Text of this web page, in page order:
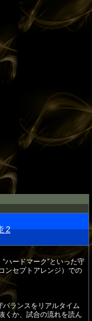
2
ハードマーク”といった守
ンセプトアレンジ）での
ランスをリアルタイム
くか、試合の流れを読ん